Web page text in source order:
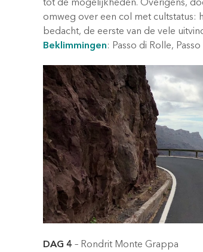
tot de mogelijkheden. Overigens,
omweg over een col met cultstatus:
bedacht, de eerste van de vele
Beklimmingen: Passo di Rolle,
DAG 4 – Rondrit Monte Grappa